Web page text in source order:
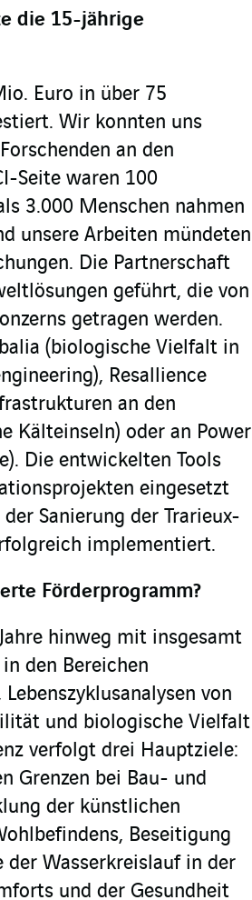
die 15-jährige
Euro in über 75
Wir konnten uns
an den
Seite waren 100
3.000 Menschen nahmen
unsere Arbeiten mündeten
Die Partnerschaft
geführt, die von
getragen werden.
(biologische Vielfalt in
Resallience
an den
Kälteinseln) oder an Power
Die entwickelten Tools
eingesetzt
Sanierung der Trarieux-
implementiert.
Förderprogramm?
hinweg mit insgesamt
den Bereichen
von
und biologische Vielfalt
verfolgt drei Hauptziele:
Grenzen bei Bau- und
der künstlichen
Beseitigung
Wasserkreislauf in der
und der Gesundheit